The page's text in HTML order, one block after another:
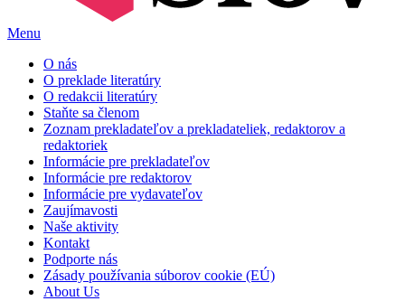
Menu
O nás
O preklade literatúry
O redakcii literatúry
Staňte sa členom
Zoznam prekladateľov a prekladateliek, redaktorov a
redaktoriek
Informácie pre prekladateľov
Informácie pre redaktorov
Informácie pre vydavateľov
Zaujímavosti
Naše aktivity
Kontakt
Podporte nás
Zásady používania súborov cookie (EÚ)
About Us